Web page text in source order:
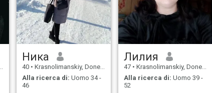
Ника
40 • Krasnolimanskiy, Donets'k, Ucraina
Alla ricerca di: Uomo 34 -
46
Лилия
47 • Krasnolimanskiy, Donets'k, Ucraina
Alla ricerca di: Uomo 39 -
52